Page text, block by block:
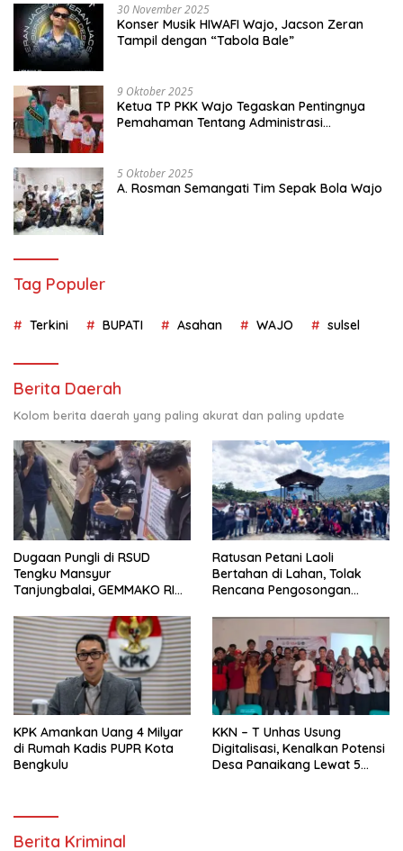
30 November 2025
Konser Musik HIWAFI Wajo, Jacson Zeran
Tampil dengan “Tabola Bale”
9 Oktober 2025
Ketua TP PKK Wajo Tegaskan Pentingnya
Pemahaman Tentang Administrasi
5 Oktober 2025
A. Rosman Semangati Tim Sepak Bola Wajo
Tag Populer
Terkini BUPATI Asahan WAJO sulsel
Berita Daerah
Kolom berita daerah yang paling akurat dan paling update
Dugaan Pungli di RSUD
Tengku Mansyur
Tanjungbalai, GEMMAKO RI
Tuntas
Ratusan Petani Laoli
Bertahan di Lahan, Tolak
Rencana Pengosongan
KPK Amankan Uang 4 Milyar
di Rumah Kadis PUPR Kota
Bengkulu
KKN – T Unhas Usung
Digitalisasi, Kenalkan Potensi
Desa Panaikang Lewat 5
Berita Kriminal